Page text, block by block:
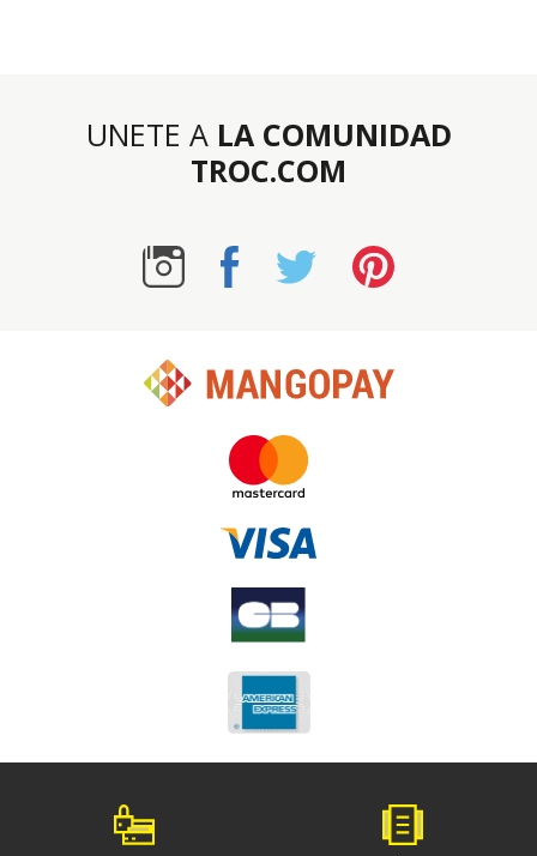
UNETE A LA COMUNIDAD
TROC.COM